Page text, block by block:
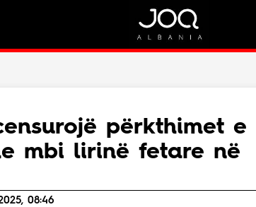
Puno me ne!
Live
Kontakt
përkthimet e
mbi lirinë fetare në
08:46